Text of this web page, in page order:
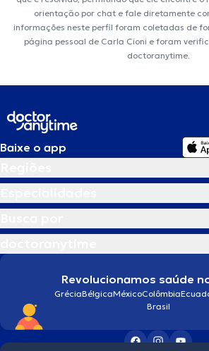
orientação por chat e fale diretamente
informações neste perfil foram coletadas de
página pessoal de Carla Cioni e foram
doctoranytime.
Baixe o app
Revolucionamos saúde
GréciaBélgicaMéxicoColômbia
Brasil